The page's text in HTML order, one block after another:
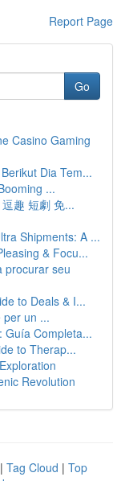
Report Page
Go
Casino Gaming
Dia Tem...
...
趣 短劇 免...
Shipments: A ...
& Focu...
procurar seu
to Deals & I...
per un ...
Guía Completa...
to Therap...
Revolution
| Tag Cloud | Top